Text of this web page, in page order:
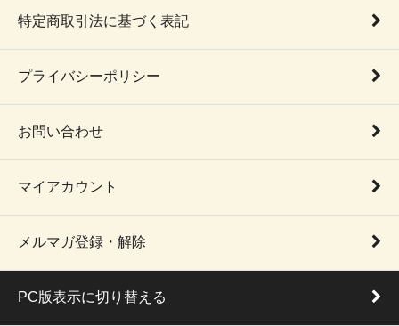
特定商取引法に基づく表記
プライバシーポリシー
お問い合わせ
マイアカウント
メルマガ登録・解除
PC版表示に切り替える